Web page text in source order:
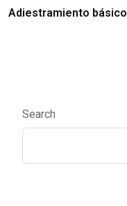
Adiestramiento básico
Search